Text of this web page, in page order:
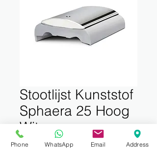
Stootlijst Kunststof
Sphaera 25 Hoog
Wit
€ 3,61 Prijs
Phone WhatsApp Email Address